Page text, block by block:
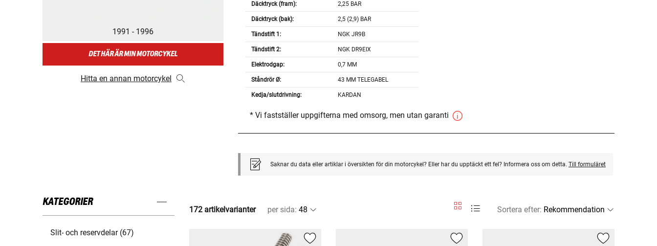
1991 - 1996
DET HÄR ÄR MIN MOTORCYKEL
Hitta en annan motorcykel
Däcktryck (fram): 2,25 BAR
Däcktryck (bak): 2,5 (2,9) BAR
Tändstift 1: NGK JR9B
Tändstift 2: NGK DR9EIX
Elektrodgap: 0,7 MM
Ståndrör Ø: 43 MM TELEGABEL
Kedja/slutdrivning: KARDAN
* Vi fastställer uppgifterna med omsorg, men utan garanti
Saknar du data eller artiklar i översikten för din motorcykel? Eller har du upptäckt ett fel? Informera oss om detta. Till formuläret
KATEGORIER
Slit- och reservdelar (67)
172 artikelvarianter per sida: Sortera efter: